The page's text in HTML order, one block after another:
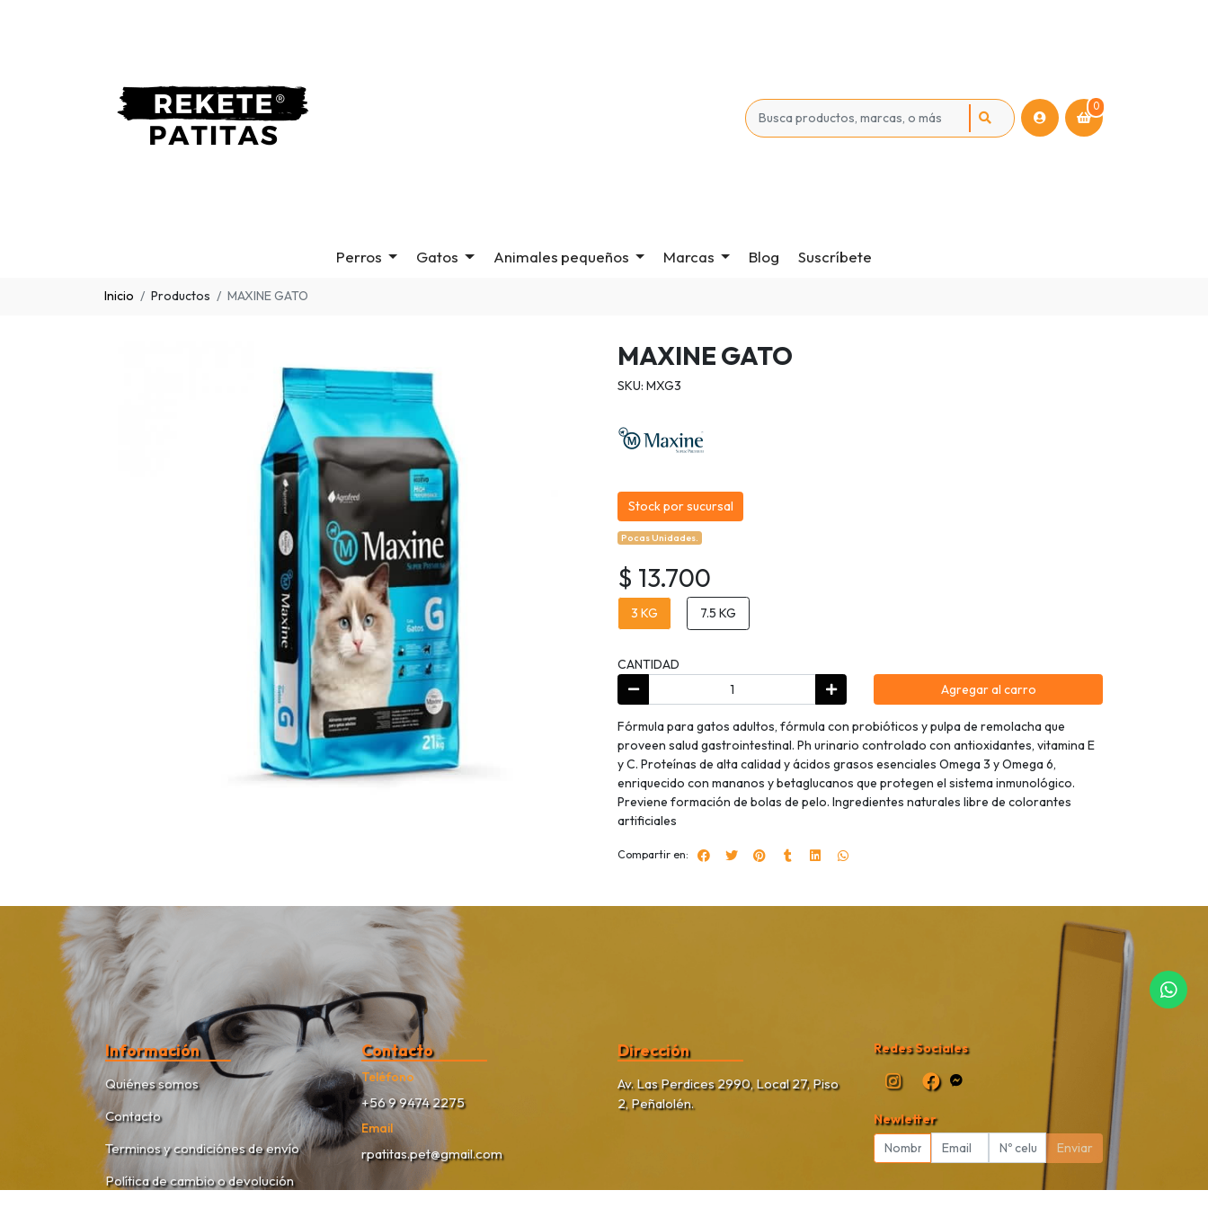
0
Perros Gatos Animales pequeños Marcas Blog Suscríbete
Inicio Productos MAXINE GATO
MAXINE GATO
SKU: MXG3
Stock por sucursal
Pocas Unidades.
$ 13.700
3 KG 7.5 KG
CANTIDAD
Agregar al carro
Fórmula para gatos adultos, fórmula con probióticos y pulpa de remolacha que
proveen salud gastrointestinal. Ph urinario controlado con antioxidantes, vitamina E
y C. Proteínas de alta calidad y ácidos grasos esenciales Omega 3 y Omega 6,
enriquecido con mananos y betaglucanos que protegen el sistema inmunológico.
Previene formación de bolas de pelo. Ingredientes naturales libre de colorantes
artificiales
Compartir en:
Información
Quiénes somos
Contacto
Terminos y condiciónes de envío
Política de cambio o devolución
Contacto
Teléfono
+56 9 9474 2275
Email
rpatitas.pet@gmail.com
Dirección
Av. Las Perdices 2990, Local 27, Piso
2, Peñalolén.
Redes Sociales
Newletter
Enviar